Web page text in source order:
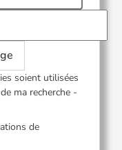
soient utilisées
ma recherche -
de